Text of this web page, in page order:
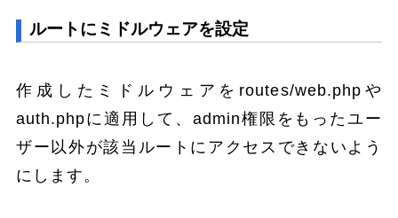
ルートにミドルウェアを設定
作成したミドルウェアをroutes/web.phpや
auth.phpに適用して、admin権限をもったユー
ザー以外が該当ルートにアクセスできないよう
にします。